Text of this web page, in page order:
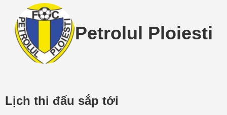
Petrolul Ploiesti
Lịch thi đấu sắp tới